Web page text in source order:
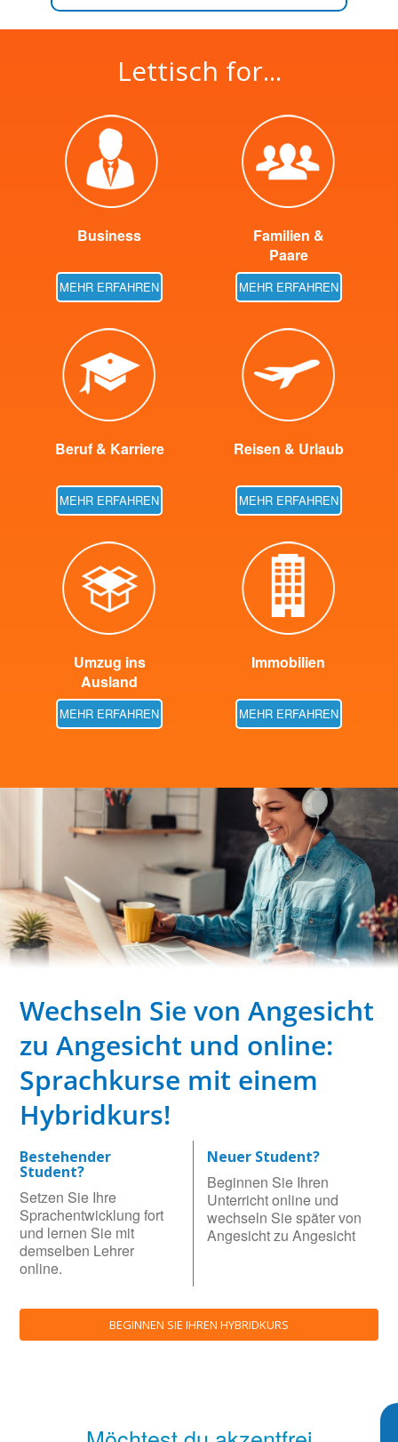
Lettisch for...
Business
MEHR ERFAHREN
Familien &
Paare
MEHR ERFAHREN
Beruf & Karriere
MEHR ERFAHREN
Reisen & Urlaub
MEHR ERFAHREN
Umzug ins
Ausland
MEHR ERFAHREN
Immobilien
MEHR ERFAHREN
Wechseln Sie von Angesicht
zu Angesicht und online:
Sprachkurse mit einem
Hybridkurs!
Bestehender
Student?
Setzen Sie Ihre
Sprachentwicklung fort
und lernen Sie mit
demselben Lehrer
online.
Neuer Student?
Beginnen Sie Ihren
Unterricht online und
wechseln Sie später von
Angesicht zu Angesicht
BEGINNEN SIE IHREN HYBRIDKURS